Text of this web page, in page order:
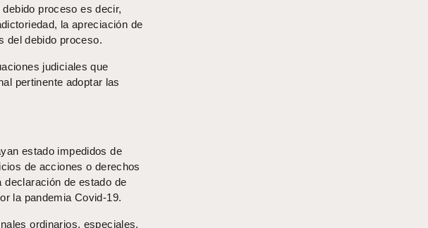
proceso es decir,
la apreciación de
del debido proceso.
judiciales que
pertinente adoptar las
estado impedidos de
de acciones o derechos
de estado de
la pandemia Covid-19.
ordinarios, especiales,